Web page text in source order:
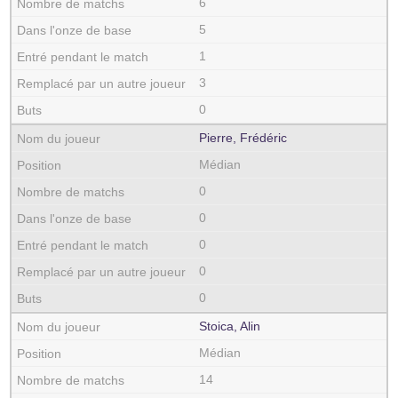
5
1
3
0
Pierre, Frédéric
Médian
0
0
0
0
0
Stoica, Alin
Médian
14